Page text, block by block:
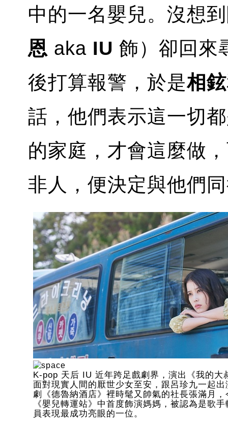
中的一名嬰兒。沒想
恩 aka IU 飾）卻回來
後打算報警，於是相鉉
話，他們表示這一切
的家庭，才會這麼做
非人，便決定與他們
K-pop 天后 IU 近年跨足戲劇界，演出《我的大
面對現實人間的厭世少女至安，跟呂珍九一起出
劇《德魯納酒店》裡時髦又帥氣的社長張滿月，
《嬰兒轉運站》中首度飾演媽媽，被認為是歌
員表現最成功亮眼的一位。